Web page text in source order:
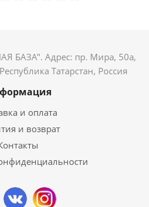
БАЗА". Адрес: пр. Мира, 50а,
Татарстан, Россия
и оплата
и возврат